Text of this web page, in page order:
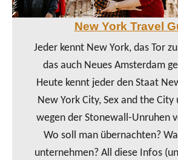
New York Travel
Jeder kennt New York, das Tor
das auch Neues Amsterdam
Heute kennt jeder den Staat
New York City, Sex and the
wegen der Stonewall-Unruhen
Wo soll man übernachten?
unternehmen? All diese Infos